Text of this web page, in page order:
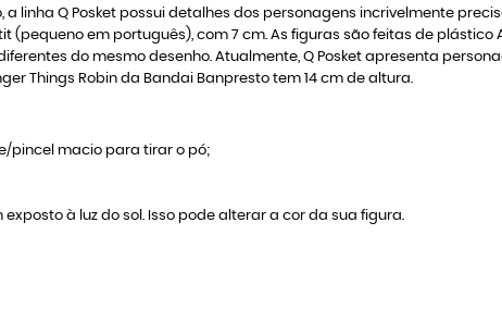
linha Q Posket possui detalhes dos personagens incrivelmente
(pequeno em português), com 7 cm. As figuras são feitas de
do mesmo desenho. Atualmente, Q Posket apresenta
Things Robin da Bandai Banpresto tem 14 cm de altura.
pincel macio para tirar o pó;
exposto à luz do sol. Isso pode alterar a cor da sua figura.